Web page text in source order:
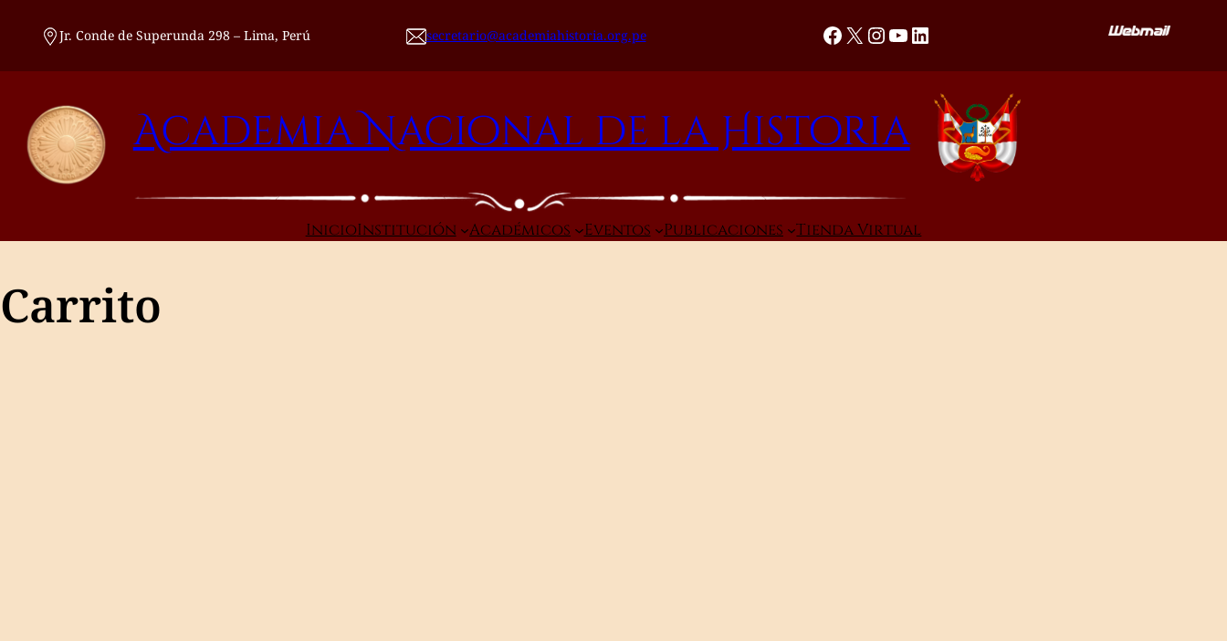
Jr. Conde de Superunda 298 – Lima, Perú secretario@academiahistoria.org.pe Facebook
X Instagram
YouTube
LinkedIn
Academia Nacional de la Historia
InicioInstitución Académicos Eventos Publicaciones Tienda Virtual
Carrito